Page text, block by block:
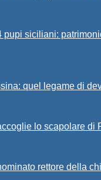
pupi siciliani:
quel legame di
lo scapolare di
rettore della